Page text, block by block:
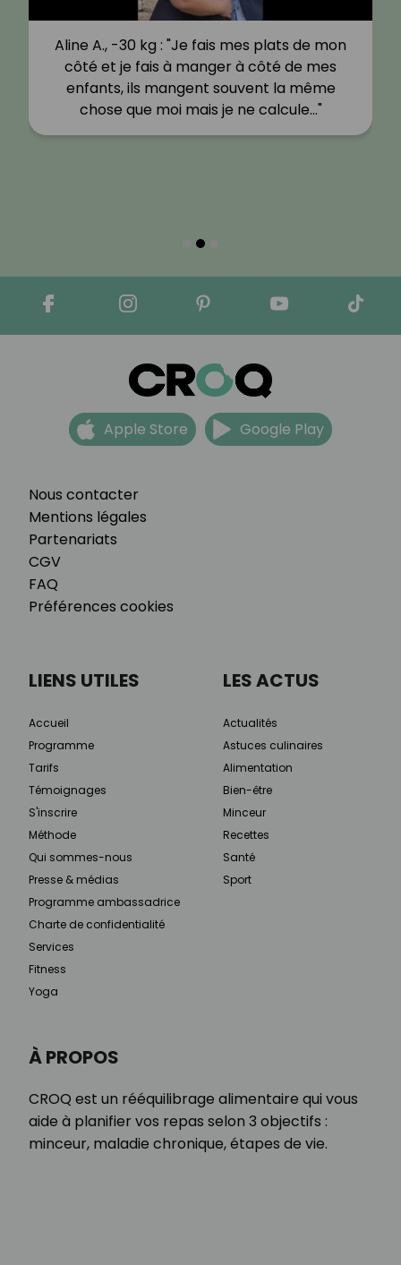
Aline A., -30 kg : "Je fais mes plats de mon
côté et je fais à manger à côté de mes
enfants, ils mangent souvent la même
chose que moi mais je ne calcule…"
Nous contacter
Mentions légales
Partenariats
CGV
FAQ
Préférences cookies
Apple Store Google Play
À PROPOS
CROQ est un rééquilibrage alimentaire qui vous
aide à planifier vos repas selon 3 objectifs :
minceur, maladie chronique, étapes de vie.
LIENS UTILES
Accueil
Programme
Tarifs
Témoignages
S'inscrire
Méthode
Qui sommes-nous
Presse & médias
Programme ambassadrice
Charte de confidentialité
Services
Fitness
Yoga
LES ACTUS
Actualités
Astuces culinaires
Alimentation
Bien-être
Minceur
Recettes
Santé
Sport